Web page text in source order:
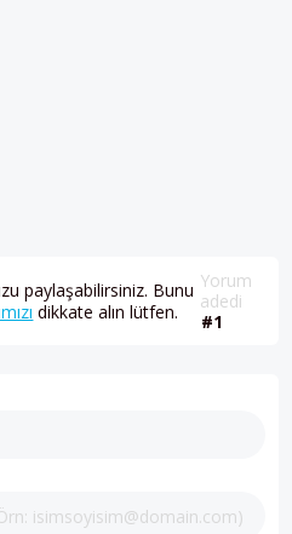
paylaşabilirsiniz. Bunu
dikkate alın lütfen.
Yorum
adedi
#1